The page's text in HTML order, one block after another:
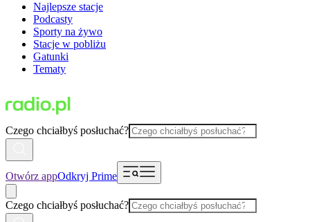
Najlepsze stacje
Podcasty
Sporty na żywo
Stacje w pobliżu
Gatunki
Tematy
Czego chciałbyś posłuchać?
Otwórz appOdkryj Prime
Czego chciałbyś posłuchać?